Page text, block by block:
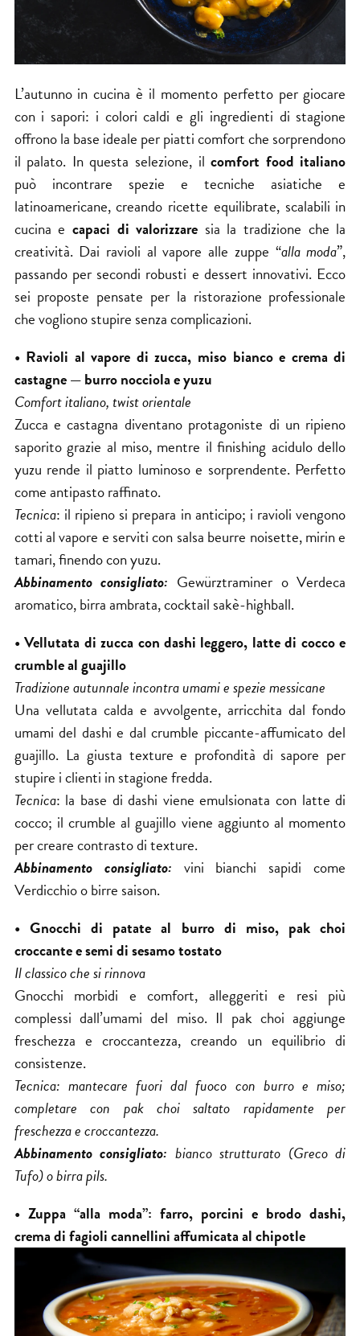
L’autunno in cucina è il momento perfetto per giocare
con i sapori: i colori caldi e gli ingredienti di stagione
offrono la base ideale per piatti comfort che sorprendono
il palato. In questa selezione, ilcomfort food italiano
può incontrare spezie e tecniche asiatiche e
latinoamericane, creando ricette equilibrate, scalabili in
cucina e capaci di valorizzare sia la tradizione che la
creatività. Dai ravioli al vapore alle zuppe “alla moda”,
passando per secondi robusti e dessert innovativi. Ecco
sei proposte pensate per la ristorazione professionale
che vogliono stupire senza complicazioni.
• Ravioli al vapore di zucca, miso bianco e crema di
castagne — burro nocciola e yuzu
Comfort italiano, twist orientale
Zucca e castagna diventano protagoniste di un ripieno
saporito grazie al miso, mentre il finishing acidulo dello
yuzu rende il piatto luminoso e sorprendente. Perfetto
come antipasto raffinato.
Tecnica: il ripieno si prepara in anticipo; i ravioli vengono
cotti al vapore e serviti con salsa beurre noisette, mirin e
tamari, finendo con yuzu.
Abbinamento consigliato: Gewürztraminer o Verdeca
aromatico, birra ambrata, cocktail sakè-highball.
• Vellutata di zucca con dashi leggero, latte di cocco e
crumble al guajillo
Tradizione autunnale incontra umami e spezie messicane
Una vellutata calda e avvolgente, arricchita dal fondo
umami del dashi e dal crumble piccante-affumicato del
guajillo. La giusta texture e profondità di sapore per
stupire i clienti in stagione fredda.
Tecnica: la base di dashi viene emulsionata con latte di
cocco; il crumble al guajillo viene aggiunto al momento
per creare contrasto di texture.
Abbinamento consigliato: vini bianchi sapidi come
Verdicchio o birre saison.
• Gnocchi di patate al burro di miso, pak choi
croccante e semi di sesamo tostato
Il classico che si rinnova
Gnocchi morbidi e comfort, alleggeriti e resi più
complessi dall’umami del miso. Il pak choi aggiunge
freschezza e croccantezza, creando un equilibrio di
consistenze.
Tecnica: mantecare fuori dal fuoco con burro e miso;
completare con pak choi saltato rapidamente per
freschezza e croccantezza.
Abbinamento consigliato: bianco strutturato (Greco di
Tufo) o birra pils.
• Zuppa “alla moda”: farro, porcini e brodo dashi,
crema di fagioli cannellini affumicata al chipotle